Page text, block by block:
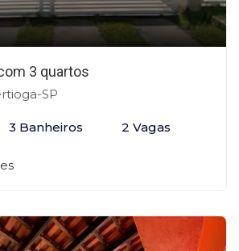
3 quartos
SP
3 Banheiros 2 Vagas